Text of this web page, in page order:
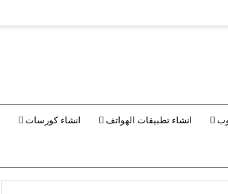
انشاء تطبيقات الهواتف انشاء كورسات